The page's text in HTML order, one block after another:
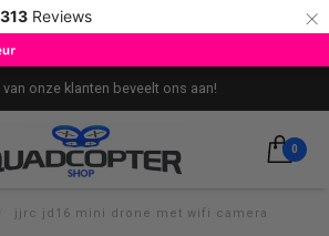
Reviews ×
van onze klanten beveelt ons aan!
0
jjrc jd16 mini drone met wifi camera